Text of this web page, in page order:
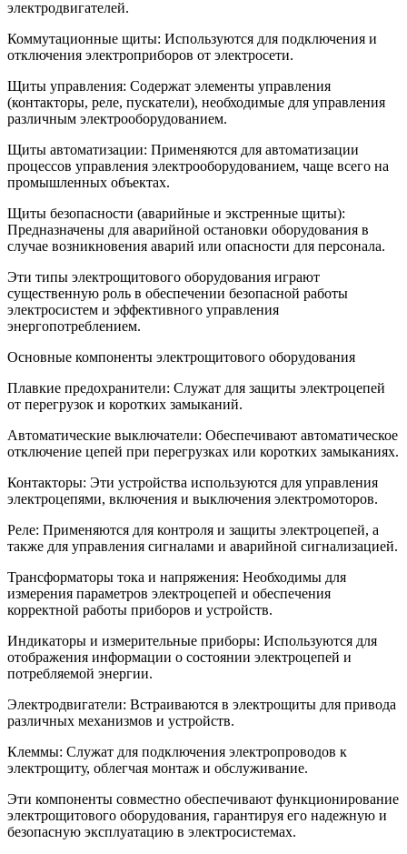
электродвигателей.
Коммутационные щиты: Используются для подключения и
отключения электроприборов от электросети.
Щиты управления: Содержат элементы управления
(контакторы, реле, пускатели), необходимые для управления
различным электрооборудованием.
Щиты автоматизации: Применяются для автоматизации
процессов управления электрооборудованием, чаще всего на
промышленных объектах.
Щиты безопасности (аварийные и экстренные щиты):
Предназначены для аварийной остановки оборудования в
случае возникновения аварий или опасности для персонала.
Эти типы электрощитового оборудования играют
существенную роль в обеспечении безопасной работы
электросистем и эффективного управления
энергопотреблением.
Основные компоненты электрощитового оборудования
Плавкие предохранители: Служат для защиты электроцепей
от перегрузок и коротких замыканий.
Автоматические выключатели: Обеспечивают автоматическое
отключение цепей при перегрузках или коротких замыканиях.
Контакторы: Эти устройства используются для управления
электроцепями, включения и выключения электромоторов.
Реле: Применяются для контроля и защиты электроцепей, а
также для управления сигналами и аварийной сигнализацией.
Трансформаторы тока и напряжения: Необходимы для
измерения параметров электроцепей и обеспечения
корректной работы приборов и устройств.
Индикаторы и измерительные приборы: Используются для
отображения информации о состоянии электроцепей и
потребляемой энергии.
Электродвигатели: Встраиваются в электрощиты для привода
различных механизмов и устройств.
Клеммы: Служат для подключения электропроводов к
электрощиту, облегчая монтаж и обслуживание.
Эти компоненты совместно обеспечивают функционирование
электрощитового оборудования, гарантируя его надежную и
безопасную эксплуатацию в электросистемах.